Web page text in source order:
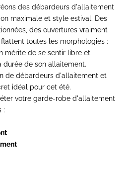
des débardeurs d'allaitement
maximale et style estival. Des
des ouvertures vraiment
toutes les morphologies :
mérite de se sentir libre et
de son allaitement.
de débardeurs d'allaitement et
idéal pour cet été.
votre garde-robe d'allaitement
: